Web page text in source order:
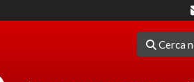
Cerca